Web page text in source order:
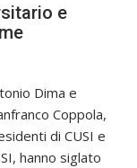
e
Dima e
Coppola,
di CUSI e
hanno siglato